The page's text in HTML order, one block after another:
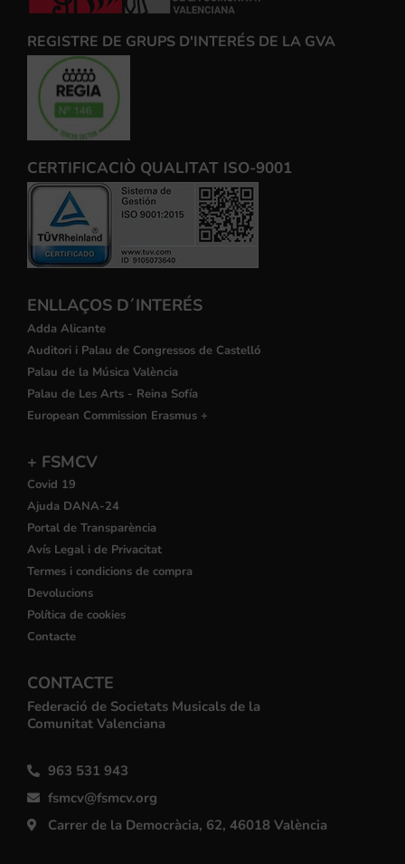
REGISTRE DE GRUPS D'INTERÉS DE LA GVA
CERTIFICACIÒ QUALITAT ISO-9001
ENLLAÇOS D´INTERÉS
Adda Alicante
Auditori i Palau de Congressos de Castelló
Palau de la Música València
Palau de Les Arts - Reina Sofía
European Commission Erasmus +
+ FSMCV
Covid 19
Ajuda DANA-24
Portal de Transparència
Avís Legal i de Privacitat
Termes i condicions de compra
Devolucions
Política de cookies
Contacte
CONTACTE
Federació de Societats Musicals de la
Comunitat Valenciana
963 531 943
fsmcv@fsmcv.org
Carrer de la Democràcia, 62, 46018 València